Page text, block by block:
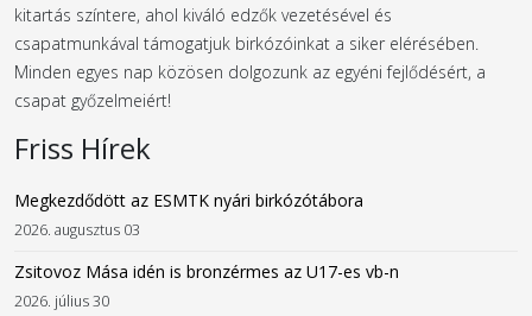
kitartás színtere, ahol kiváló edzők vezetésével és
csapatmunkával támogatjuk birkózóinkat a siker elérésében.
Minden egyes nap közösen dolgozunk az egyéni fejlődésért, a
csapat győzelmeiért!
Friss Hírek
Megkezdődött az ESMTK nyári birkózótábora
2026. augusztus 03
Zsitovoz Mása idén is bronzérmes az U17-es vb-n
2026. július 30